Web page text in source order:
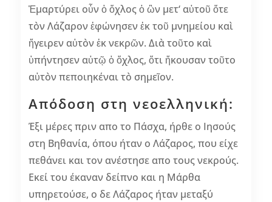
Ἐμαρτύρει οὖν ὁ ὄχλος ὁ ὢν μετ‘ αὐτοῦ ὅτε
τὸν Λάζαρον ἐφώνησεν ἐκ τοῦ μνημείου καὶ
ἤγειρεν αὐτὸν ἐκ νεκρῶν. Διὰ τοῦτο καὶ
ὑπήντησεν αὐτῷ ὁ ὄχλος, ὅτι ἤκουσαν τοῦτο
αὐτὸν πεποιηκέναι τὸ σημεῖον.
Απόδοση στη νεοελληνική:
Έξι μέρες πριν απο το Πάσχα, ήρθε ο Ιησούς
στη Βηθανία, όπου ήταν ο Λάζαρος, που είχε
πεθάνει και τον ανέστησε απο τους νεκρούς.
Εκεί του έκαναν δείπνο και η Μάρθα
υπηρετούσε, ο δε Λάζαρος ήταν μεταξύ